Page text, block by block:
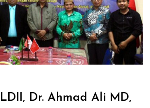
Dr. Ahmad Ali MD,